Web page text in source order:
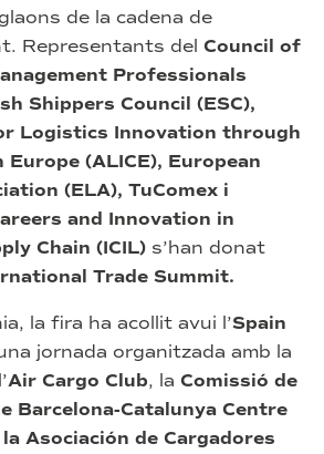
de la cadena de
Representants del Council of
Professionals
Shippers Council (ESC),
Logistics Innovation through
(ALICE), European
(ELA), TuComex i
and Innovation in
Chain (ICIL) s’han donat
Trade Summit.
la fira ha acollit avui l’Spain
jornada organitzada amb la
Air Cargo Club, la Comissió de
Barcelona-Catalunya Centre
la Asociación de Cargadores